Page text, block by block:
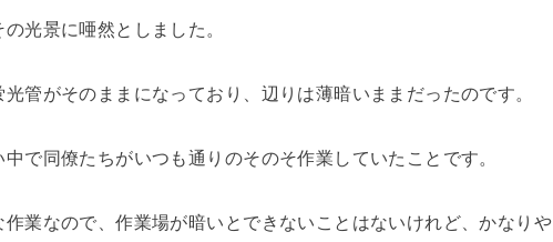
光景に唖然としました。
管がそのままになっており、辺りは薄暗いままだったのです。
で同僚たちがいつも通りのそのそ作業していたことです。
業なので、作業場が暗いとできないことはないけれど、かなりや